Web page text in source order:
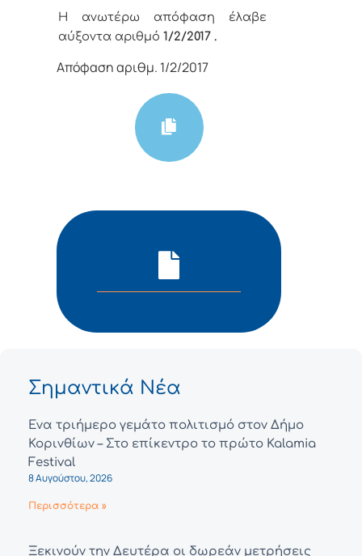
Η ανωτέρω απόφαση έλαβε
αύξοντα αριθμό 1/2/2017 .
Απόφαση αριθμ. 1/2/2017
Σημαντικά Νέα
Ένα τριήμερο γεμάτο πολιτισμό στον Δήμο
Κορινθίων – Στο επίκεντρο το πρώτο Kalamia
Festival
8 Αυγούστου, 2026
Περισσότερα »
Ξεκινούν την Δευτέρα οι δωρεάν μετρήσεις